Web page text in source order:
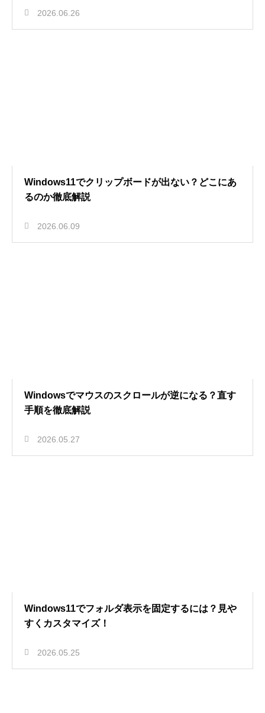
2026.06.26
Windows11でクリップボードが出ない？どこにあ
るのか徹底解説
2026.06.09
Windowsでマウスのスクロールが逆になる？直す
手順を徹底解説
2026.05.27
Windows11でフォルダ表示を固定するには？見や
すくカスタマイズ！
2026.05.25